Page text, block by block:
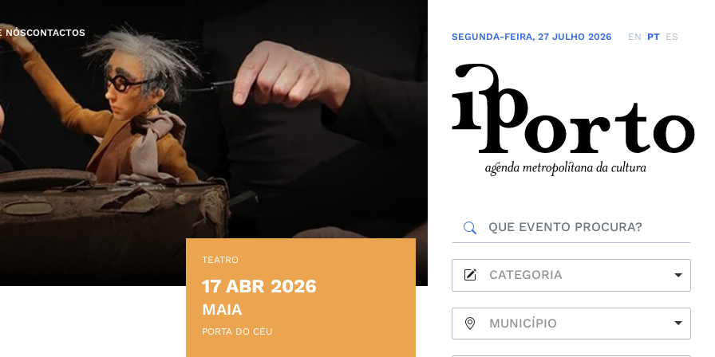
NÓSCONTACTOS
TEATRO
17 ABR 2026
MAIA
PORTA DO CÉU
SEGUNDA-FEIRA, 27 JULHO 2026 EN PT ES
CATEGORIA
MUNICÍPIO